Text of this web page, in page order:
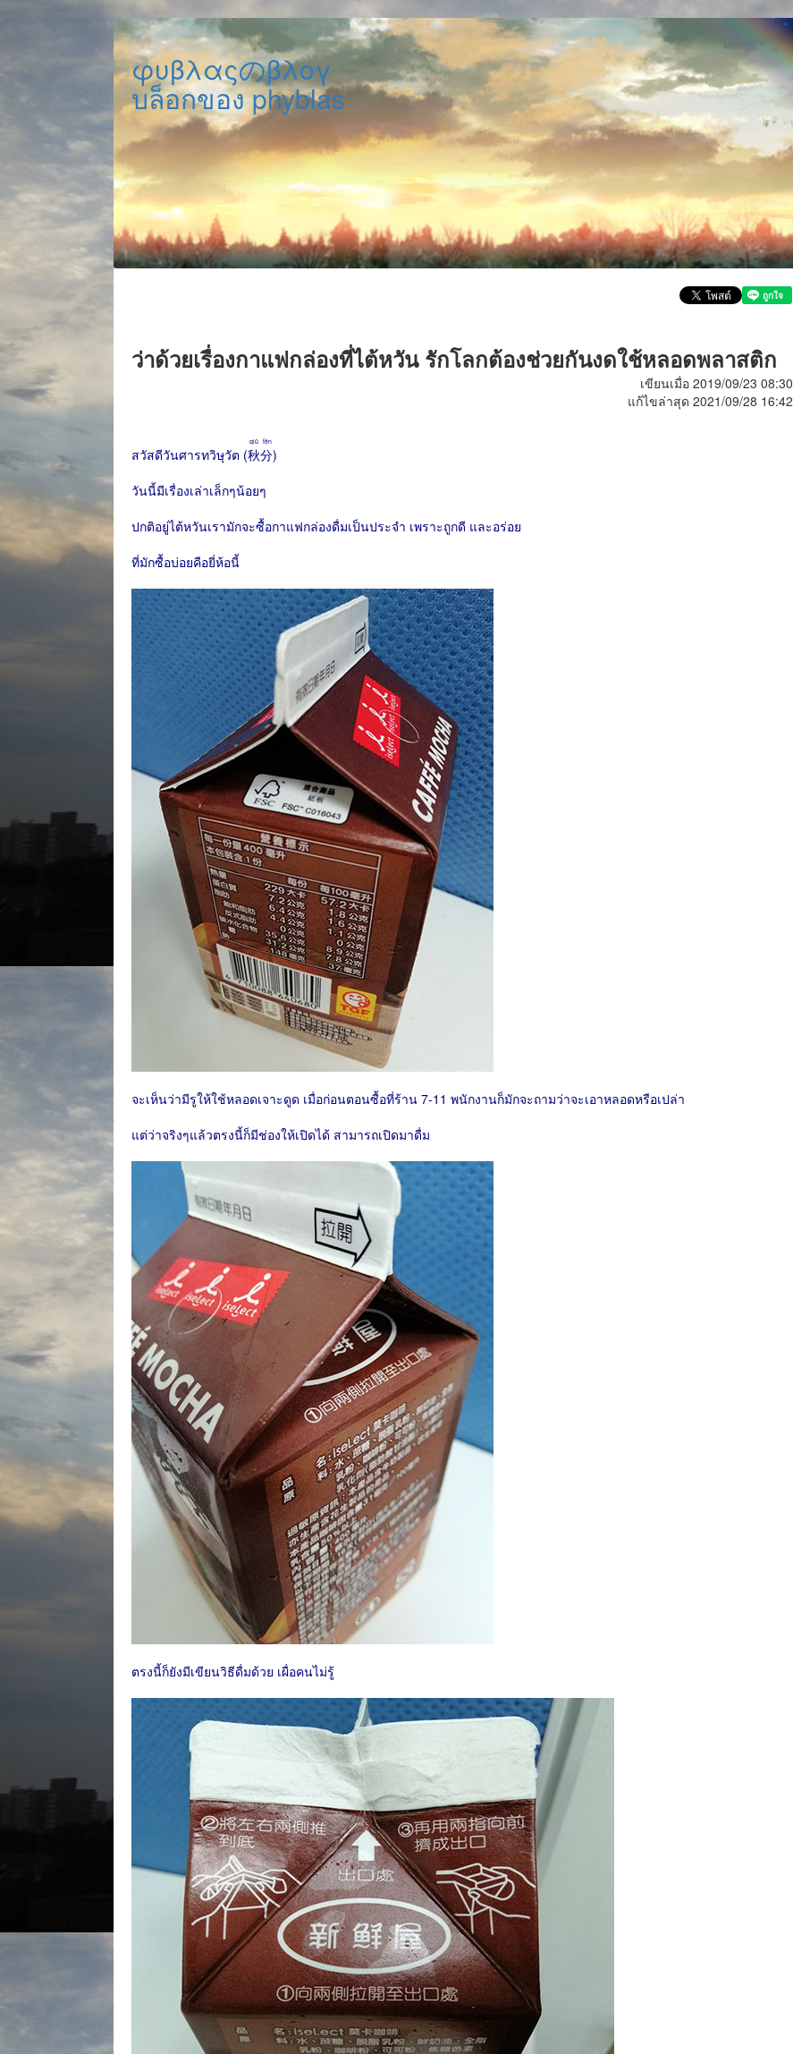
φυβλαςのβλογ
บล็อกของ phyblas
ว่าด้วยเรื่องกาแฟกล่องที่ไต้หวัน รักโลกต้องช่วยกันงดใช้หลอดพลาสติก
เขียนเมื่อ 2019/09/23 08:30
แก้ไขล่าสุด 2021/09/28 16:42
สวัสดีวันศารทวิษุวัต (秋分
qiū fēn
)
วันนี้มีเรื่องเล่าเล็กๆน้อยๆ
ปกติอยู่ไต้หวันเรามักจะซื้อกาแฟกล่องดื่มเป็นประจำ เพราะถูกดี และอร่อย
ที่มักซื้อบ่อยคือยี่ห้อนี้
จะเห็นว่ามีรูให้ใช้หลอดเจาะดูด เมื่อก่อนตอนซื้อที่ร้าน 7-11 พนักงานก็มักจะถามว่าจะเอาหลอดหรือเปล่า
แต่ว่าจริงๆแล้วตรงนี้ก็มีช่องให้เปิดได้ สามารถเปิดมาดื่ม
ตรงนี้ก็ยังมีเขียนวิธีดื่มด้วย เผื่อคนไม่รู้